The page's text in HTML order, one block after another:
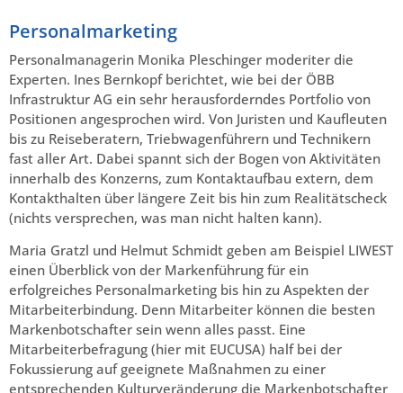
Personalmarketing
Personalmanagerin Monika Pleschinger moderiter die
Experten. Ines Bernkopf berichtet, wie bei der ÖBB
Infrastruktur AG ein sehr herausforderndes Portfolio von
Positionen angesprochen wird. Von Juristen und Kaufleuten
bis zu Reiseberatern, Triebwagenführern und Technikern
fast aller Art. Dabei spannt sich der Bogen von Aktivitäten
innerhalb des Konzerns, zum Kontaktaufbau extern, dem
Kontakthalten über längere Zeit bis hin zum Realitätscheck
(nichts versprechen, was man nicht halten kann).
Maria Gratzl und Helmut Schmidt geben am Beispiel LIWEST
einen Überblick von der Markenführung für ein
erfolgreiches Personalmarketing bis hin zu Aspekten der
Mitarbeiterbindung. Denn Mitarbeiter können die besten
Markenbotschafter sein wenn alles passt. Eine
Mitarbeiterbefragung (hier mit EUCUSA) half bei der
Fokussierung auf geeignete Maßnahmen zu einer
entsprechenden Kulturveränderung die Markenbotschafter